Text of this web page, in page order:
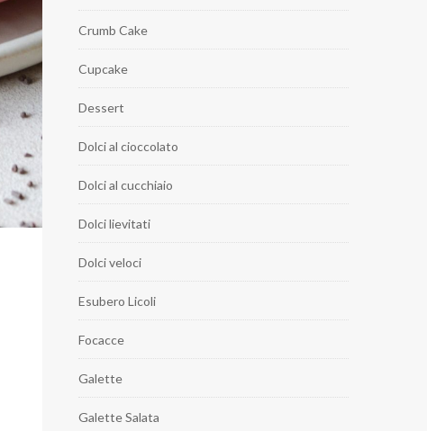
Crumb Cake
Cupcake
Dessert
Dolci al cioccolato
Dolci al cucchiaio
Dolci lievitati
Dolci veloci
Esubero Licoli
Focacce
Galette
Galette Salata